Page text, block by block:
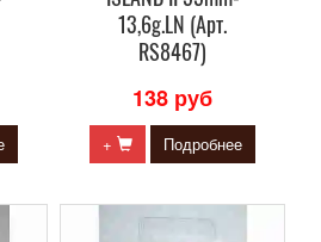
13,6g.LN (Арт.
RS8467)
138 руб
+ Подробнее